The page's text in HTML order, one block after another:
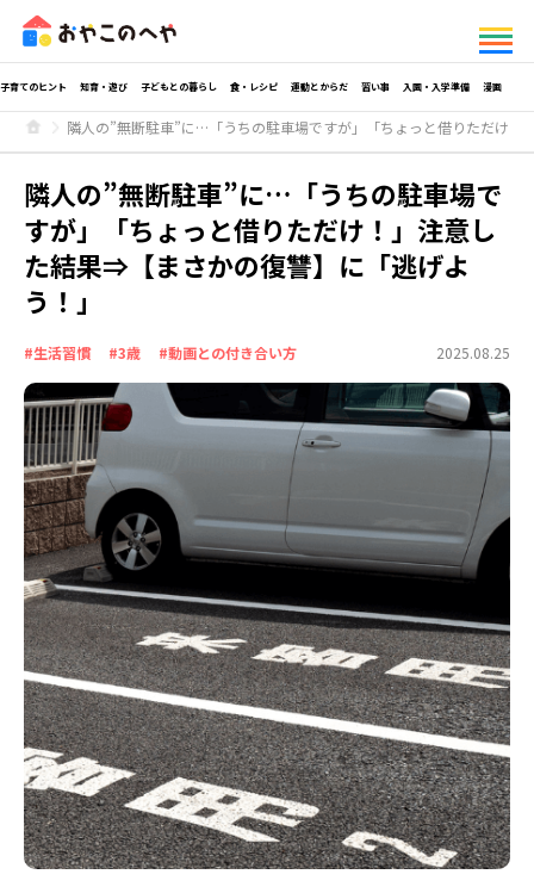
子育てのヒント 知育・遊び 子どもとの暮らし 食・レシピ 運動とからだ 習い事 入園・入学準備 漫画
隣人の”無断駐車”に…「うちの駐車場ですが」「ちょっと借りただけ
隣人の”無断駐車”に…「うちの駐車場で
すが」「ちょっと借りただけ！」注意し
た結果⇒【まさかの復讐】に「逃げよ
う！」
#生活習慣 #3歳 #動画との付き合い方 2025.08.25